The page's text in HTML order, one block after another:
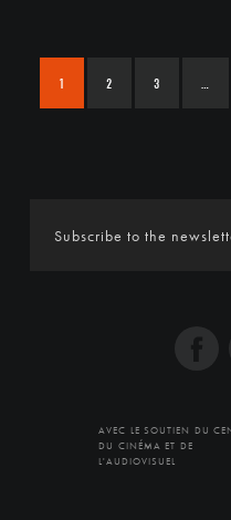
1 2 3 …
AVEC LE SOUTIEN DU
DU CINÉMA ET DE
L'AUDIOVISUEL